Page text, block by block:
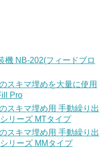
機 NB-202(フィードブロ
スキマ埋めを大量に使用
Pro
スキマ埋め用 手動繰り出
リーズ MTタイプ
スキマ埋め用 手動繰り出
リーズ MMタイプ